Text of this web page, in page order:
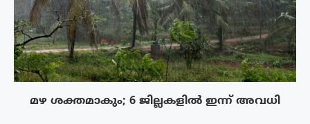
മഴ ശക്തമാകും; 6 ജില്ലകളിൽ ഇന്ന് അവധി